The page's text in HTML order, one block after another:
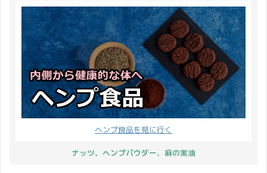
ヘンプ食品を見に行く
ナッツ、ヘンプパウダー、麻の実油